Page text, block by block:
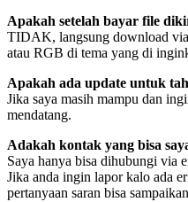
Apakah setelah bayar file
TIDAK, langsung download
atau RGB di tema yang di
Apakah ada update untuk
Jika saya masih mampu dan
mendatang.
Adakah kontak yang bisa
Saya hanya bisa dihubungi via
Jika anda ingin lapor kalo ada
pertanyaan saran bisa